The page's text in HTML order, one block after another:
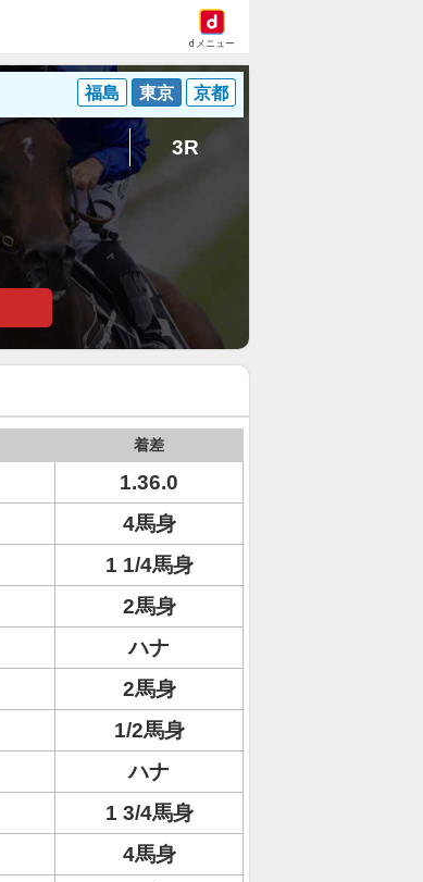
dメニュー
福島 東京 京都
3R
着差
1.36.0
4馬身
1 1/4馬身
2馬身
ハナ
2馬身
1/2馬身
ハナ
1 3/4馬身
4馬身